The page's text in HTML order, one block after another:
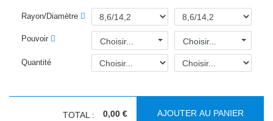
Rayon/Diamètre
Pouvoir Choisir... Choisir...
Quantité
TOTAL : 0,00 € AJOUTER AU PANIER